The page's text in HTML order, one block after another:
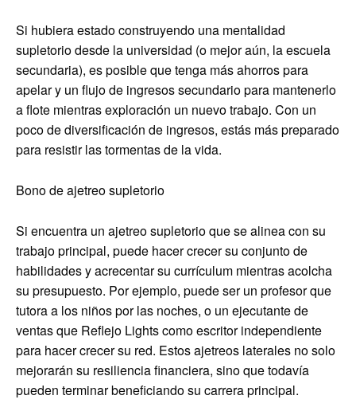
Si hubiera estado construyendo una mentalidad
supletorio desde la universidad (o mejor aún, la escuela
secundaria), es posible que tenga más ahorros para
apelar y un flujo de ingresos secundario para mantenerlo
a flote mientras exploración un nuevo trabajo. Con un
poco de diversificación de ingresos, estás más preparado
para resistir las tormentas de la vida.
Bono de ajetreo supletorio
Si encuentra un ajetreo supletorio que se alinea con su
trabajo principal, puede hacer crecer su conjunto de
habilidades y acrecentar su currículum mientras acolcha
su presupuesto. Por ejemplo, puede ser un profesor que
tutora a los niños por las noches, o un ejecutante de
ventas que Reflejo Lights como escritor independiente
para hacer crecer su red. Estos ajetreos laterales no solo
mejorarán su resiliencia financiera, sino que todavía
pueden terminar beneficiando su carrera principal.